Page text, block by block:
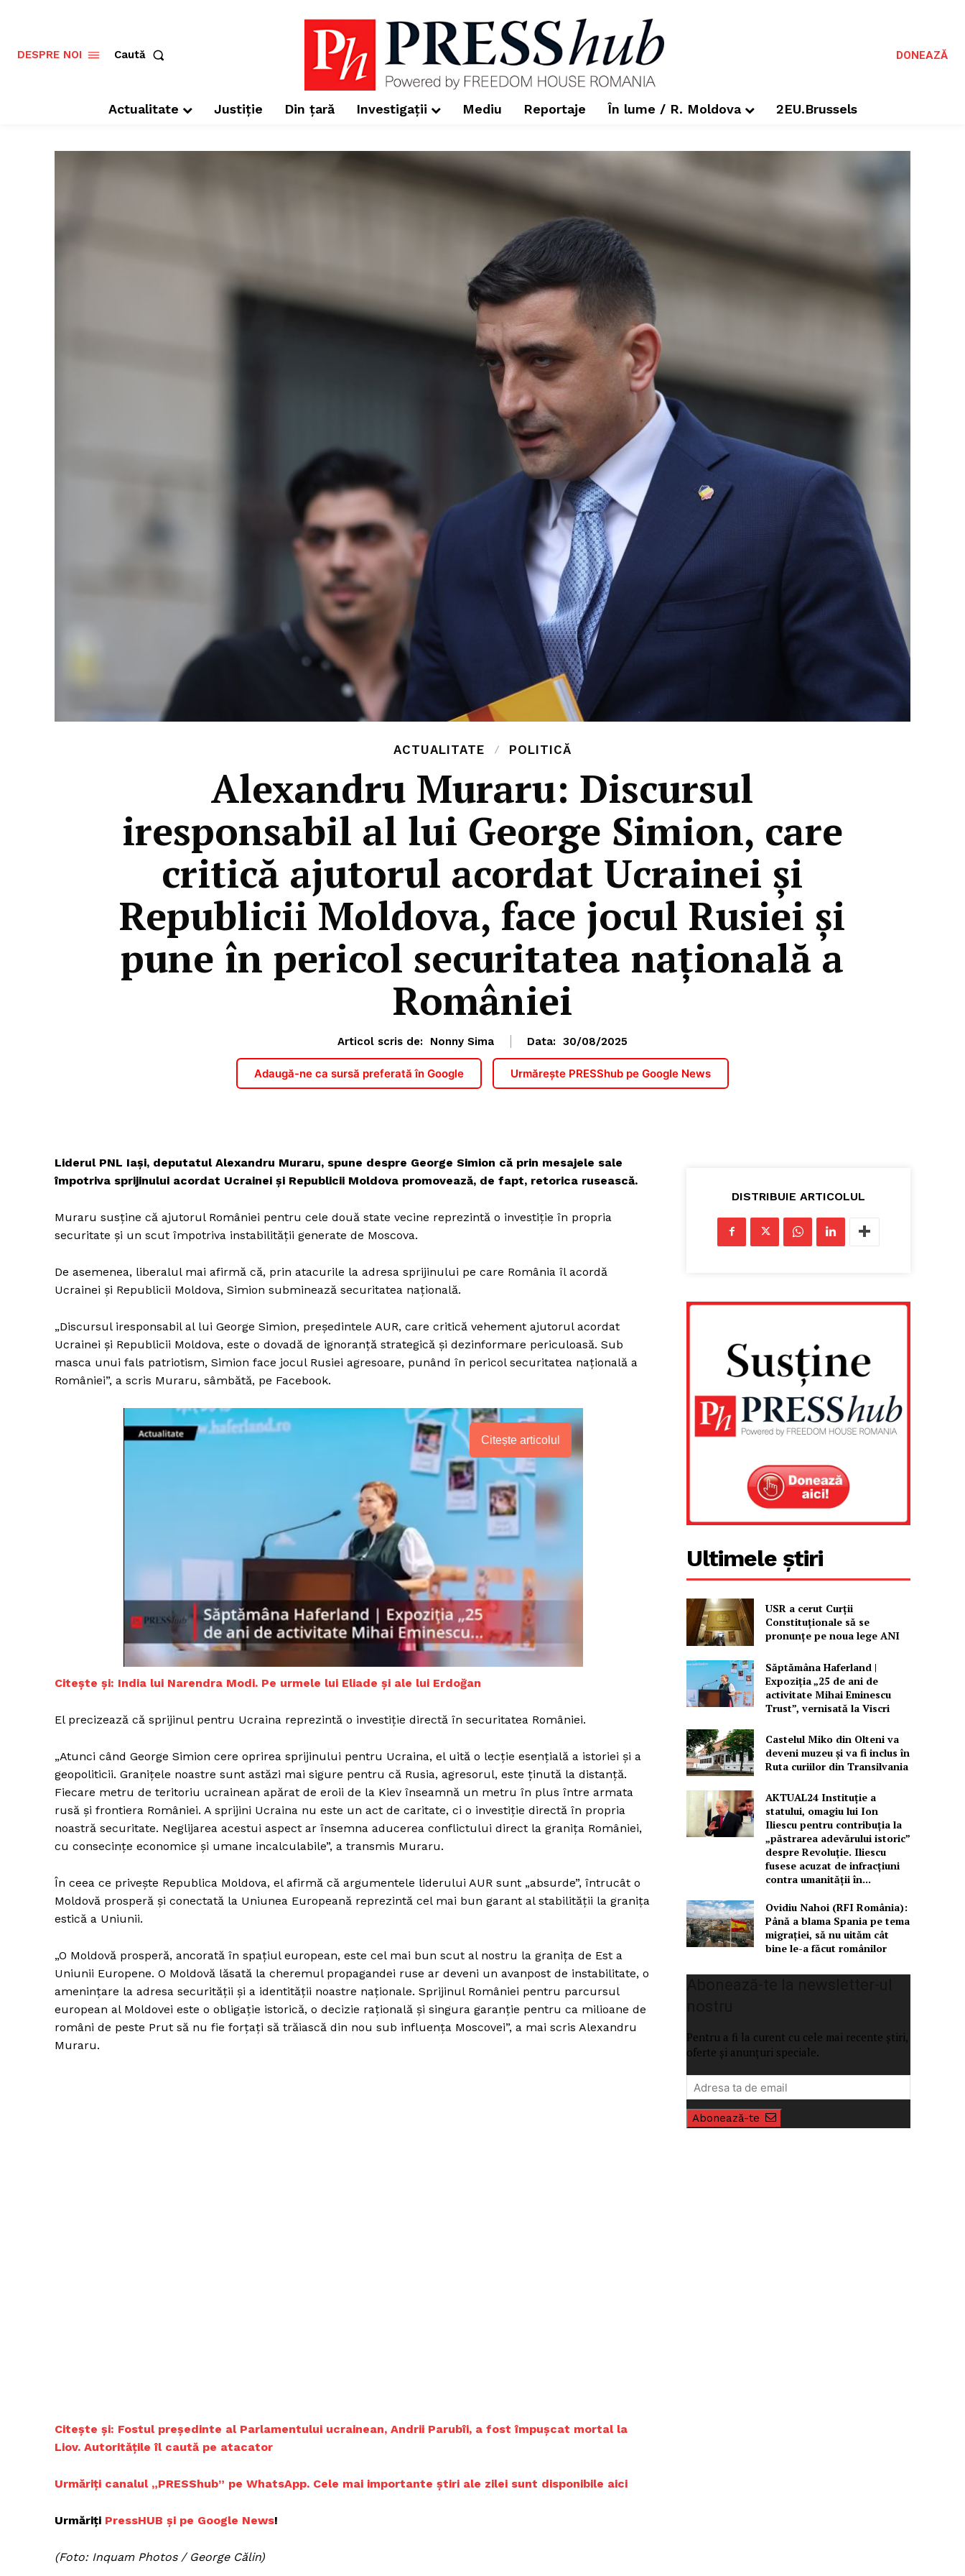
Un proiect
ROMÂNIA
PRESShub
Despre noi / Echipa
Proiecte editoriale
Rețea
DESPRE NOI Caută DONEAZĂ
Actualitate Justiție Din țară Investigații Mediu Reportaje În lume / R. Moldova 2EU.Brussels
ACTUALITATE POLITICĂ
Alexandru Muraru: Discursul
iresponsabil al lui George Simion, care
critică ajutorul acordat Ucrainei și
Republicii Moldova, face jocul Rusiei și
pune în pericol securitatea națională a
României
Articol scris de: Nonny Sima Data: 30/08/2025
Adaugă-ne ca sursă preferată în Google Urmărește PRESShub pe Google News
Liderul PNL Iași, deputatul Alexandru Muraru, spune despre George Simion că prin mesajele sale
împotriva sprijinului acordat Ucrainei și Republicii Moldova promovează, de fapt, retorica rusească.
Muraru susține că ajutorul României pentru cele două state vecine reprezintă o investiție în propria
securitate și un scut împotriva instabilității generate de Moscova.
De asemenea, liberalul mai afirmă că, prin atacurile la adresa sprijinului pe care România îl acordă
Ucrainei și Republicii Moldova, Simion subminează securitatea națională.
„Discursul iresponsabil al lui George Simion, președintele AUR, care critică vehement ajutorul acordat
Ucrainei și Republicii Moldova, este o dovadă de ignoranță strategică și dezinformare periculoasă. Sub
masca unui fals patriotism, Simion face jocul Rusiei agresoare, punând în pericol securitatea națională a
României”, a scris Muraru, sâmbătă, pe Facebook.
Citește articolul
Citește și: India lui Narendra Modi. Pe urmele lui Eliade și ale lui Erdoğan
El precizează că sprijinul pentru Ucraina reprezintă o investiție directă în securitatea României.
„Atunci când George Simion cere oprirea sprijinului pentru Ucraina, el uită o lecție esențială a istoriei și a
geopoliticii. Granițele noastre sunt astăzi mai sigure pentru că Rusia, agresorul, este ținută la distanță.
Fiecare metru de teritoriu ucrainean apărat de eroii de la Kiev înseamnă un metru în plus între armata
rusă și frontiera României. A sprijini Ucraina nu este un act de caritate, ci o investiție directă în propria
noastră securitate. Neglijarea acestui aspect ar însemna aducerea conflictului direct la granița României,
cu consecințe economice și umane incalculabile”, a transmis Muraru.
În ceea ce privește Republica Moldova, el afirmă că argumentele liderului AUR sunt „absurde”, întrucât o
Moldovă prosperă și conectată la Uniunea Europeană reprezintă cel mai bun garant al stabilității la granița
estică a Uniunii.
„O Moldovă prosperă, ancorată în spațiul european, este cel mai bun scut al nostru la granița de Est a
Uniunii Europene. O Moldovă lăsată la cheremul propagandei ruse ar deveni un avanpost de instabilitate, o
amenințare la adresa securității și a identității noastre naționale. Sprijinul României pentru parcursul
european al Moldovei este o obligație istorică, o decizie rațională și singura garanție pentru ca milioane de
români de peste Prut să nu fie forțați să trăiască din nou sub influența Moscovei”, a mai scris Alexandru
Muraru.
Citește și: Fostul președinte al Parlamentului ucrainean, Andrii Parubîi, a fost împușcat mortal la
Liov. Autoritățile îl caută pe atacator
Urmăriți canalul „PRESShub” pe WhatsApp. Cele mai importante știri ale zilei sunt disponibile aici
Urmăriți PressHUB și pe Google News!
(Foto: Inquam Photos / George Călin)
DISTRIBUIE ARTICOLUL
Ultimele știri
USR a cerut Curții
Constituționale să se
pronunțe pe noua lege ANI
Săptămâna Haferland |
Expoziţia „25 de ani de
activitate Mihai Eminescu
Trust”, vernisată la Viscri
Castelul Miko din Olteni va
deveni muzeu şi va fi inclus în
Ruta curiilor din Transilvania
AKTUAL24 Instituție a
statului, omagiu lui Ion
Iliescu pentru contribuția la
„păstrarea adevărului istoric”
despre Revoluție. Iliescu
fusese acuzat de infracțiuni
contra umanității în...
Ovidiu Nahoi (RFI România):
Până a blama Spania pe tema
migrației, să nu uităm cât
bine le-a făcut românilor
Pentru a fi la curent cu cele mai recente știri,
oferte și anunțuri speciale.
Abonează-te